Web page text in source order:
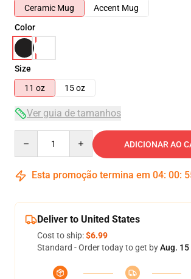
Ceramic Mug
Accent Mug
Color
Size
11 oz
15 oz
Ver guia de tamanhos
ADICIONAR AO
Esta promoção termina em 04: 00:
Deliver to United States
Cost to ship:$6.99
Standard - Order today to get byAug. 15